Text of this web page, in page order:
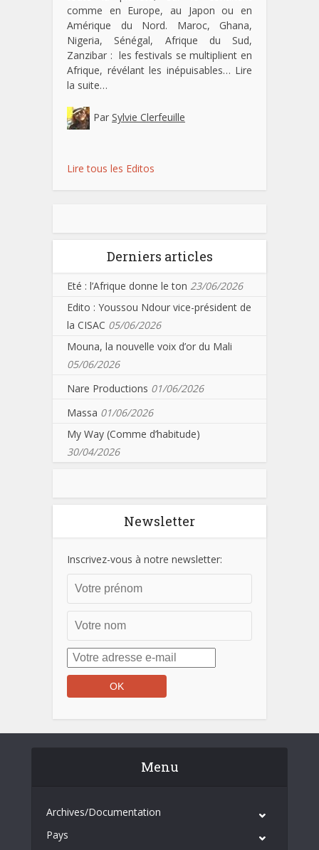
comme en Europe, au Japon ou en
Amérique du Nord. Maroc, Ghana,
Nigeria, Sénégal, Afrique du Sud,
Zanzibar : les festivals se multiplient en
Afrique, révélant les inépuisables… Lire
la suite…
Par Sylvie Clerfeuille
Lire tous les Editos
Derniers articles
Eté : l’Afrique donne le ton 23/06/2026
Edito : Youssou Ndour vice-président de
la CISAC 05/06/2026
Mouna, la nouvelle voix d’or du Mali
05/06/2026
Nare Productions 01/06/2026
Massa 01/06/2026
My Way (Comme d’habitude)
30/04/2026
Newsletter
Inscrivez-vous à notre newsletter:
Menu
Archives/Documentation
Pays